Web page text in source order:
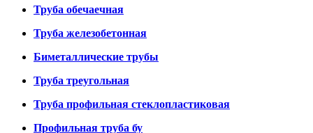
Труба обечаечная
Труба железобетонная
Биметаллические трубы
Труба треугольная
Труба профильная стеклопластиковая
Профильная труба бу